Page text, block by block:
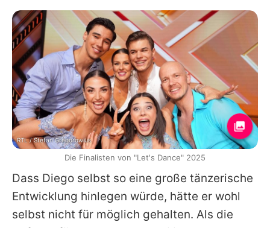
Dass Diego selbst so eine große tänzerische
Entwicklung hinlegen würde, hätte er wohl
selbst nicht für möglich gehalten. Als die
RTL / Stefan Gregorowius
Die Finalisten von "Let's Dance" 2025